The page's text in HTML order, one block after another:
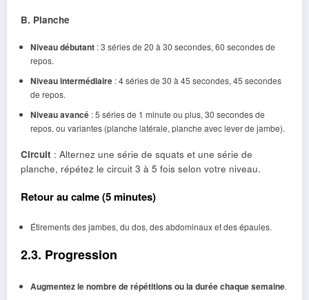
B. Planche
Niveau débutant: 3 séries de 20 à 30 secondes, 60 secondes de
repos.
Niveau intermédiaire: 4 séries de 30 à 45 secondes, 45 secondes
de repos.
Niveau avancé: 5 séries de 1 minute ou plus, 30 secondes de
repos, ou variantes (planche latérale, planche avec lever de jambe).
Circuit : Alternez une série de squats et une série de
planche, répétez le circuit 3 à 5 fois selon votre niveau.
Retour au calme (5 minutes)
Étirements des jambes, du dos, des abdominaux et des épaules.
2.3. Progression
Augmentez le nombre de répétitions ou la durée chaque semaine.